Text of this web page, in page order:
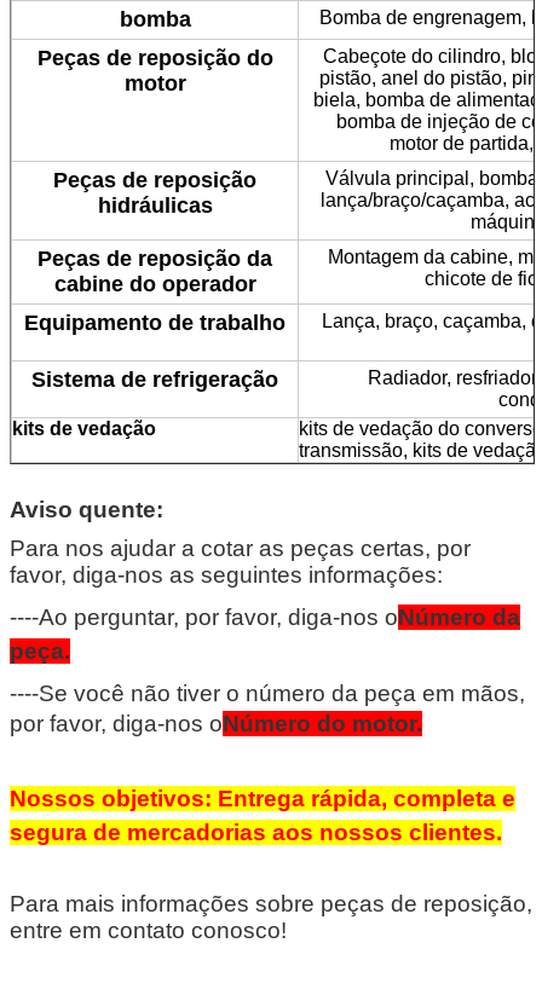
bomba Bomba de engrenagem,
Peças de reposição do
motor
Cabeçote do cilindro,
pistão, anel do pistão,
biela, bomba de
bomba de injeção de
motor de partida,
Peças de reposição
hidráulicas
Válvula principal,
lança/braço/caçamba,
Peças de reposição da
cabine do operador
Montagem da cabine,
chicote de
Equipamento de trabalho
Lança, braço, caçamba,
Sistema de refrigeração
Radiador,
kits de vedação
kits de vedação do
transmissão, kits de
Aviso quente:
Para nos ajudar a cotar as peças certas, por
favor, diga-nos as seguintes informações:
----Ao perguntar, por favor, diga-nos oNúmero da
peça.
----Se você não tiver o número da peça em mãos,
por favor, diga-nos oNúmero do motor.
Nossos objetivos: Entrega rápida, completa e
segura de mercadorias aos nossos clientes.
Para mais informações sobre peças de reposição,
entre em contato conosco!